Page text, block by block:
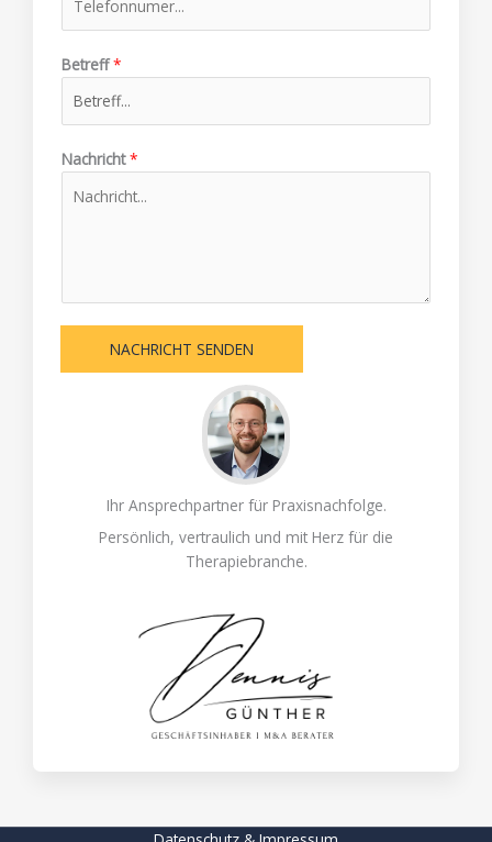
Betreff*
Nachricht*
NACHRICHT SENDEN
Ihr Ansprechpartner für Praxisnachfolge.
Persönlich, vertraulich und mit Herz für die
Therapiebranche.